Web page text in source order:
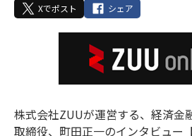
Xでポスト
シェア
株式会社ZUUが運営する、経済金
取締役、町田正一のインタビュー